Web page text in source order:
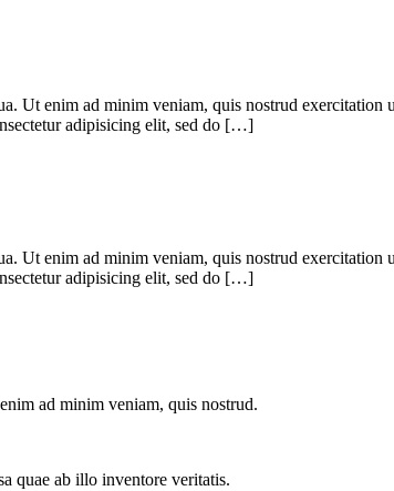
Ut enim ad minim veniam, quis nostrud exercitation
adipisicing elit, sed do […]
Ut enim ad minim veniam, quis nostrud exercitation
adipisicing elit, sed do […]
ad minim veniam, quis nostrud.
quae ab illo inventore veritatis.